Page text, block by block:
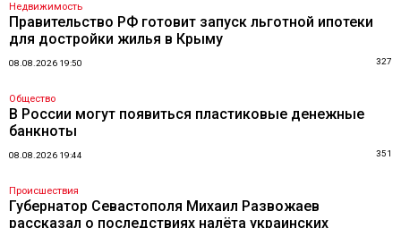
Недвижимость
Правительство РФ готовит запуск льготной ипотеки
для достройки жилья в Крыму
08.08.2026 19:50 327
Общество
В России могут появиться пластиковые денежные
банкноты
08.08.2026 19:44 351
Происшествия
Губернатор Севастополя Михаил Развожаев
рассказал о последствиях налёта украинских